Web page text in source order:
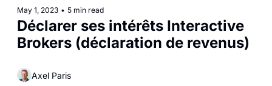
May 1, 2023 • 5 min read
Déclarer ses intérêts Interactive
Brokers (déclaration de revenus)
Axel Paris